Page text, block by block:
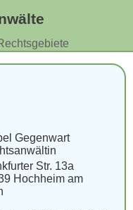
Gegenwart
Str. 13a
Hochheim am